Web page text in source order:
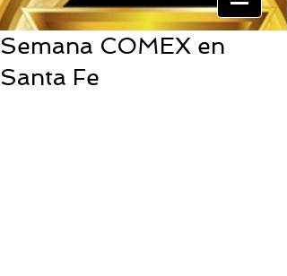
Semana COMEX en
Santa Fe